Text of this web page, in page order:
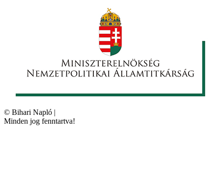
© Bihari Napló
Minden jog fenntartva!